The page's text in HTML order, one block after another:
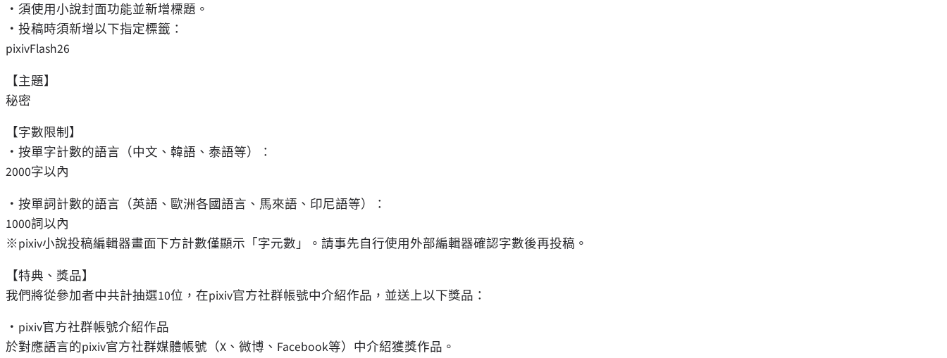
・須使用小說封面功能並新增標題。
・投稿時須新增以下指定標籤：
pixivFlash26
【主題】
秘密
【字數限制】
・按單字計數的語言（中文、韓語、泰語等）：
2000字以內
・按單詞計數的語言（英語、歐洲各國語言、馬來語、印尼語等）：
1000詞以內
※pixiv小說投稿編輯器畫面下方計數僅顯示「字元數」。請事先自行使用外部編輯器確認字數後再投稿。
【特典、獎品】
我們將從參加者中共計抽選10位，在pixiv官方社群帳號中介紹作品，並送上以下獎品：
・pixiv官方社群帳號介紹作品
於對應語言的pixiv官方社群媒體帳號（X、微博、Facebook等）中介紹獲獎作品。